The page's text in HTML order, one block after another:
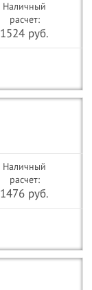
Наличный
расчет:
1524 руб.
Наличный
расчет:
1476 руб.